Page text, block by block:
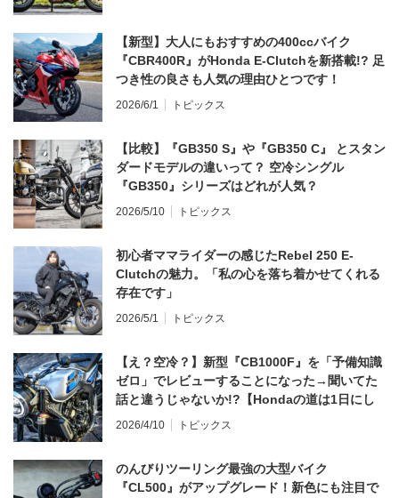
【新型】大人にもおすすめの400ccバイク
『CBR400R』がHonda E-Clutchを新搭載!? 足
つき性の良さも人気の理由ひとつです！
2026/6/1 トピックス
【比較】『GB350 S』や『GB350 C』 とスタン
ダードモデルの違いって？ 空冷シングル
『GB350』シリーズはどれが人気？
2026/5/10 トピックス
初心者ママライダーの感じたRebel 250 E-
Clutchの魅力。「私の心を落ち着かせてくれる
存在です」
2026/5/1 トピックス
【え？空冷？】新型『CB1000F』を「予備知識
ゼロ」でレビューすることになった→聞いてた
話と違うじゃないか!?【Hondaの道は1日にし
てならず／CB1000F ①第一印象 編】
2026/4/10 トピックス
のんびりツーリング最強の大型バイク
『CL500』がアップグレード！新色にも注目で